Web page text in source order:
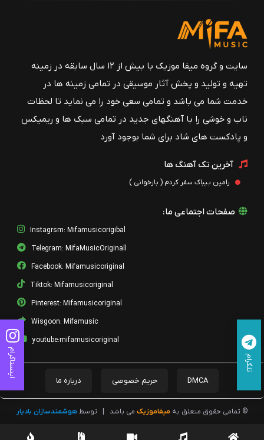
سایت و گروه میفا موزیک با بیش از ۱۲ سال سابقه در زمینه
تهیه و تولید و پخش آثار موسیقی در تمامی زمینه ها در
خدمت شما می باشد و تمامی سعی خود را می نماید تا لحظات
ناب و خوشی را با آهنگهای جدید در تمامی سبک ها و ریمیکس
و پادکست های شاد برای شما بوجود آورد
آخرین تک آهنگ ها
رامین بیباک سفر کردم ( بازخوانی )
صفحات اجتماعی ما:
Instagrsm: Mifamusicorigibal
Telegram: MifaMusicOriginall
Facebook: Mifamusicoriginal
Tiktok: Mifamusicoriginal
Pinterest: Mifamusicoriginal
Wisgoon: Mifamusic
youtube:mifamusicoriginal
DMCA حریم خصوصی درباره ما
© تمامی حقوق متعلق به میفاموزیک می باشد توسطهوشمندسازان بادیار
اینستاگرام تلگرام